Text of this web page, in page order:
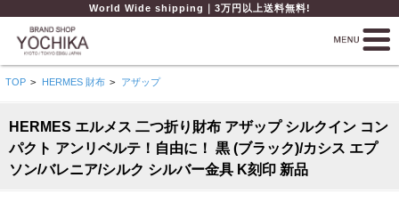
World Wide shipping｜3万円以上送料無料!
TOP > HERMES 財布 > アザップ
HERMES エルメス 二つ折り財布 アザップ シルクイン コン
パクト アンリベルテ！自由に！ 黒 (ブラック)/カシス エプ
ソン/バレニア/シルク シルバー金具 K刻印 新品